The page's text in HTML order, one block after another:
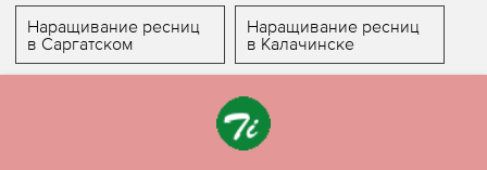
Наращивание ресниц
в Саргатском
Наращивание ресниц
в Калачинске